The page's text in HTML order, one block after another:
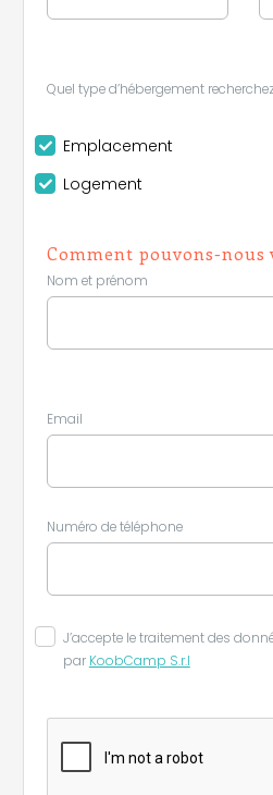
Quel type d’hébergement
Emplacement
Logement
Comment pouvons-nous
Nom et prénom
Email
Numéro de téléphone
J’accepte le traitement des
par KoobCamp S.r.l